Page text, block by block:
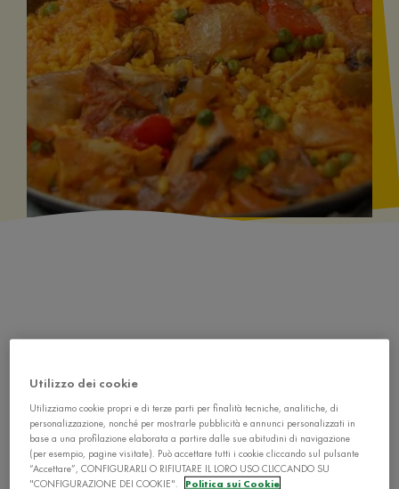
spicchi d'aglio
1 cipolla
Utilizzo dei cookie
Utilizziamo cookie propri e di terze parti per finalità tecniche, analitiche, di
personalizzazione, nonché per mostrarle pubblicità e annunci personalizzati in
base a una profilazione elaborata a partire dalle sue abitudini di navigazione
(per esempio, pagine visitate). Può accettare tutti i cookie cliccando sul pulsante
“Accettare”, CONFIGURARLI O RIFIUTARE IL LORO USO CLICCANDO SU
"CONFIGURAZIONE DEI COOKIE".
Politica sui Cookie